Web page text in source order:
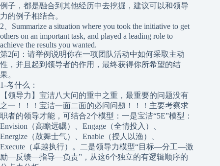
例子，都是融合到其他经历中去挖掘，建议可以和领导
力的例子相结合。
2、Summarize a situation where you took the initiative to get
others on an important task, and played a leading role to
achieve the results you wanted.
第2问：请举例说明你在一项团队活动中如何采取主动
性，并且起到领导者的作用，最终获得你所希望的结
果。
1-考什么：
【领导力】宝洁八大问的重中之重，最重要的问题没有
之一！！！宝洁一面二面的必问问题！！！主要考察求
职者的领导才能，可结合2个模型：一是宝洁“5E”模型：
Envision（高瞻远瞩）、Engage（全情投入）、
Energize（鼓舞士气）、Enable（授人以渔）、
Execute（卓越执行）。二是领导力模型“目标—分工—激
励—反馈—指导—负责”，从这6个独立的有逻辑顺序的